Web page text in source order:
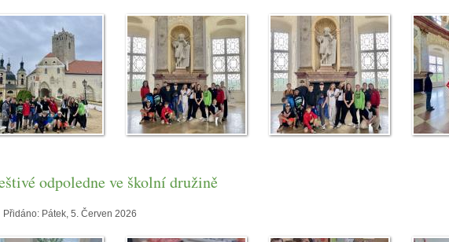
odpoledne ve školní družině
Přidáno: Pátek, 5. Červen 2026